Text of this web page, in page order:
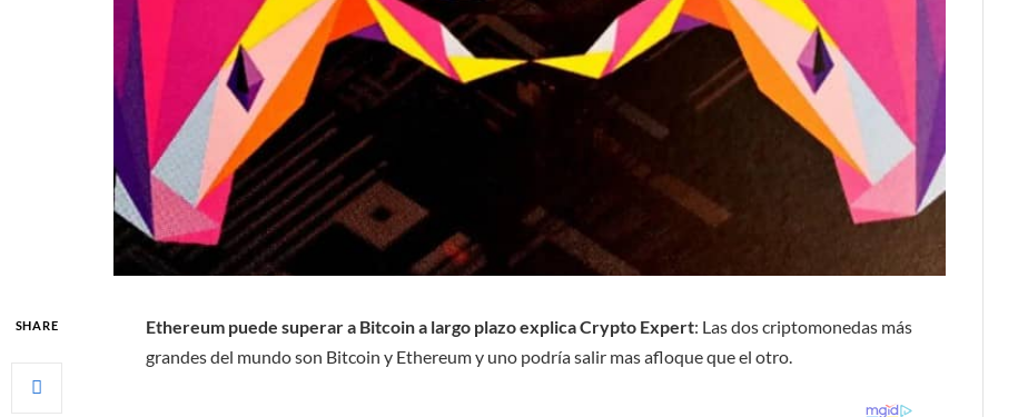
SHARE Ethereum puede superar a Bitcoin a largo plazo explica Crypto Expert: Las dos criptomonedas más
grandes del mundo son Bitcoin y Ethereum y uno podría salir mas afloque que el otro.